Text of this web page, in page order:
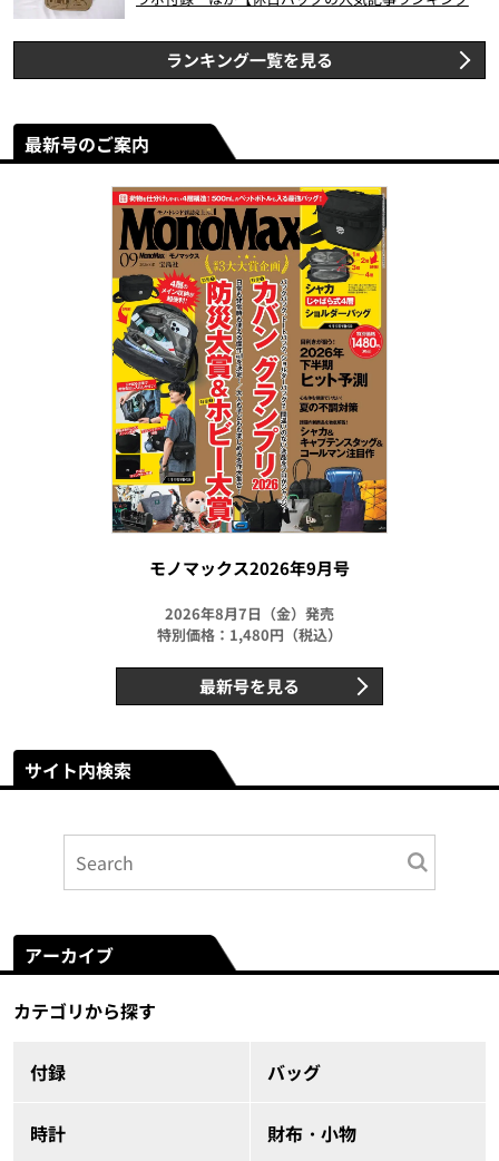
ランキング一覧を見る
最新号のご案内
モノマックス2026年9月号
2026年8月7日（金）発売
特別価格：1,480円（税込）
最新号を見る
サイト内検索
アーカイブ
カテゴリから探す
付録 バッグ
時計 財布・小物